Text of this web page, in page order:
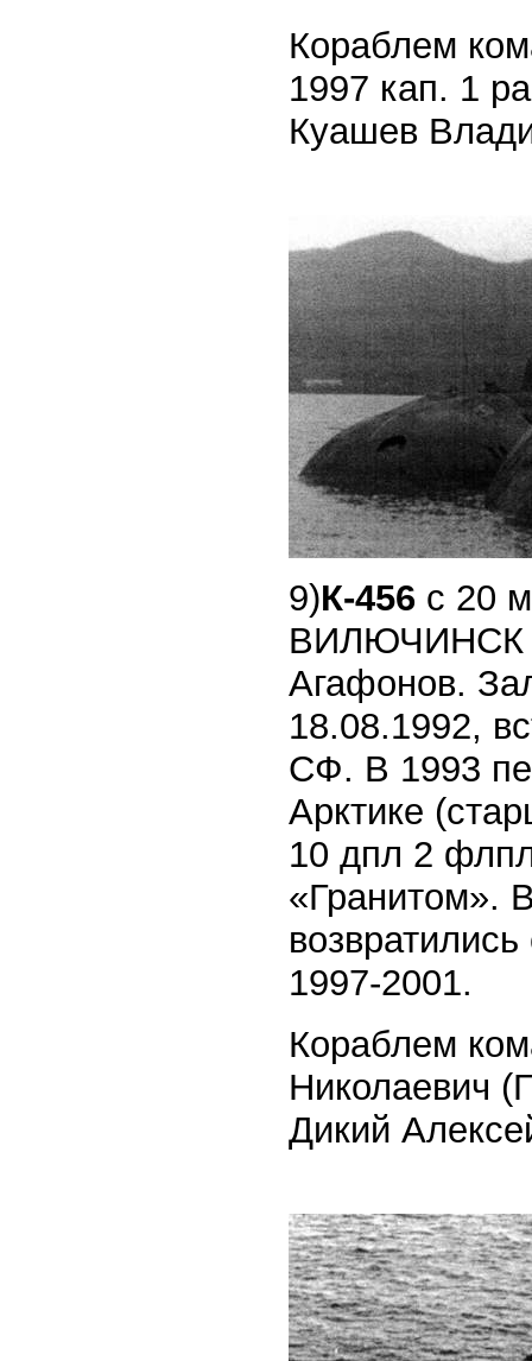
Кораблем
1997 кап. 1
Куашев
9)К-456 с 20
ВИЛЮЧИНСК
Агафонов.
18.08.1992,
СФ. В 1993
Арктике
10 дпл 2
«Гранитом».
1997-2001.
Кораблем
Николаевич
Дикий